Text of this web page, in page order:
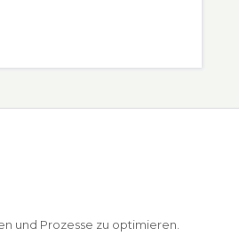
und Prozesse zu optimieren.